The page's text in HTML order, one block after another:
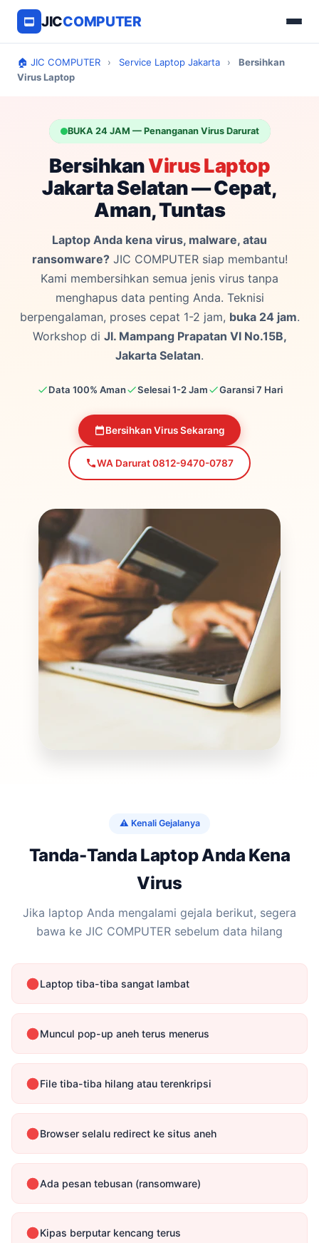
JICCOMPUTER
🏠 JIC COMPUTER › Service Laptop Jakarta ›
Bersihkan
Virus Laptop
BUKA 24 JAM — Penanganan Virus Darurat
BersihkanVirus Laptop
Jakarta Selatan — Cepat,
Aman, Tuntas
Laptop Anda kena virus, malware, atau
ransomware?JIC COMPUTER siap membantu!
Kami membersihkan semua jenis virus tanpa
menghapus data penting Anda. Teknisi
berpengalaman, proses cepat 1-2 jam, buka 24 jam.
Workshop di Jl. Mampang Prapatan VI No.15B,
Jakarta Selatan.
Data 100% Aman Selesai 1-2 Jam Garansi 7 Hari
Bersihkan Virus Sekarang
WA Darurat 0812-9470-0787
⚠️ Kenali Gejalanya
Tanda-Tanda Laptop Anda Kena
Virus
Jika laptop Anda mengalami gejala berikut, segera
bawa ke JIC COMPUTER sebelum data hilang
Laptop tiba-tiba sangat lambat
Muncul pop-up aneh terus menerus
File tiba-tiba hilang atau terenkripsi
Browser selalu redirect ke situs aneh
Ada pesan tebusan (ransomware)
Kipas berputar kencang terus